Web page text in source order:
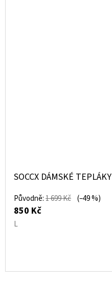
SOCCX DÁMSKÉ TEPLÁKY
Původně:1 699 Kč (–49 %)
850 Kč
L